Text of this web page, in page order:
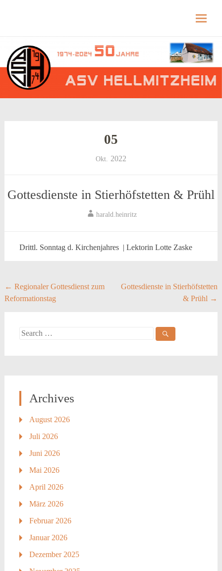
Hellmitzheim.de – fränkisches Dorf am Rande
to
content
05
Okt. 2022
Gottesdienste in Stierhöfstetten & Prühl
harald.heinritz
Drittl. Sonntag d. Kirchenjahres | Lektorin Lotte Zaske
Post
navigation
← Regionaler Gottesdienst zum
Reformationstag
Gottesdienste in Stierhöfstetten
& Prühl →
Search
Archives
August 2026
Juli 2026
Juni 2026
Mai 2026
April 2026
März 2026
Februar 2026
Januar 2026
Dezember 2025